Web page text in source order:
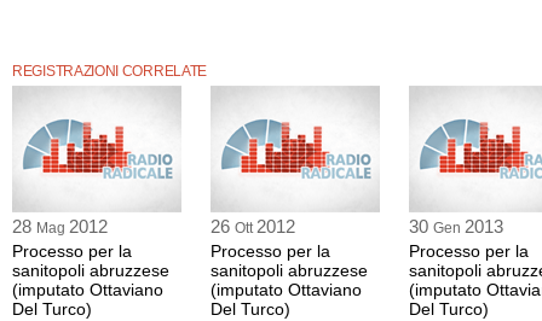
REGISTRAZIONI CORRELATE
28 Mag 2012
Processo per la
sanitopoli abruzzese
(imputato Ottaviano
Del Turco)
26 Ott 2012
Processo per la
sanitopoli abruzzese
(imputato Ottaviano
Del Turco)
30 Gen 2013
Processo per la
sanitopoli
(imputato
Del Turco)